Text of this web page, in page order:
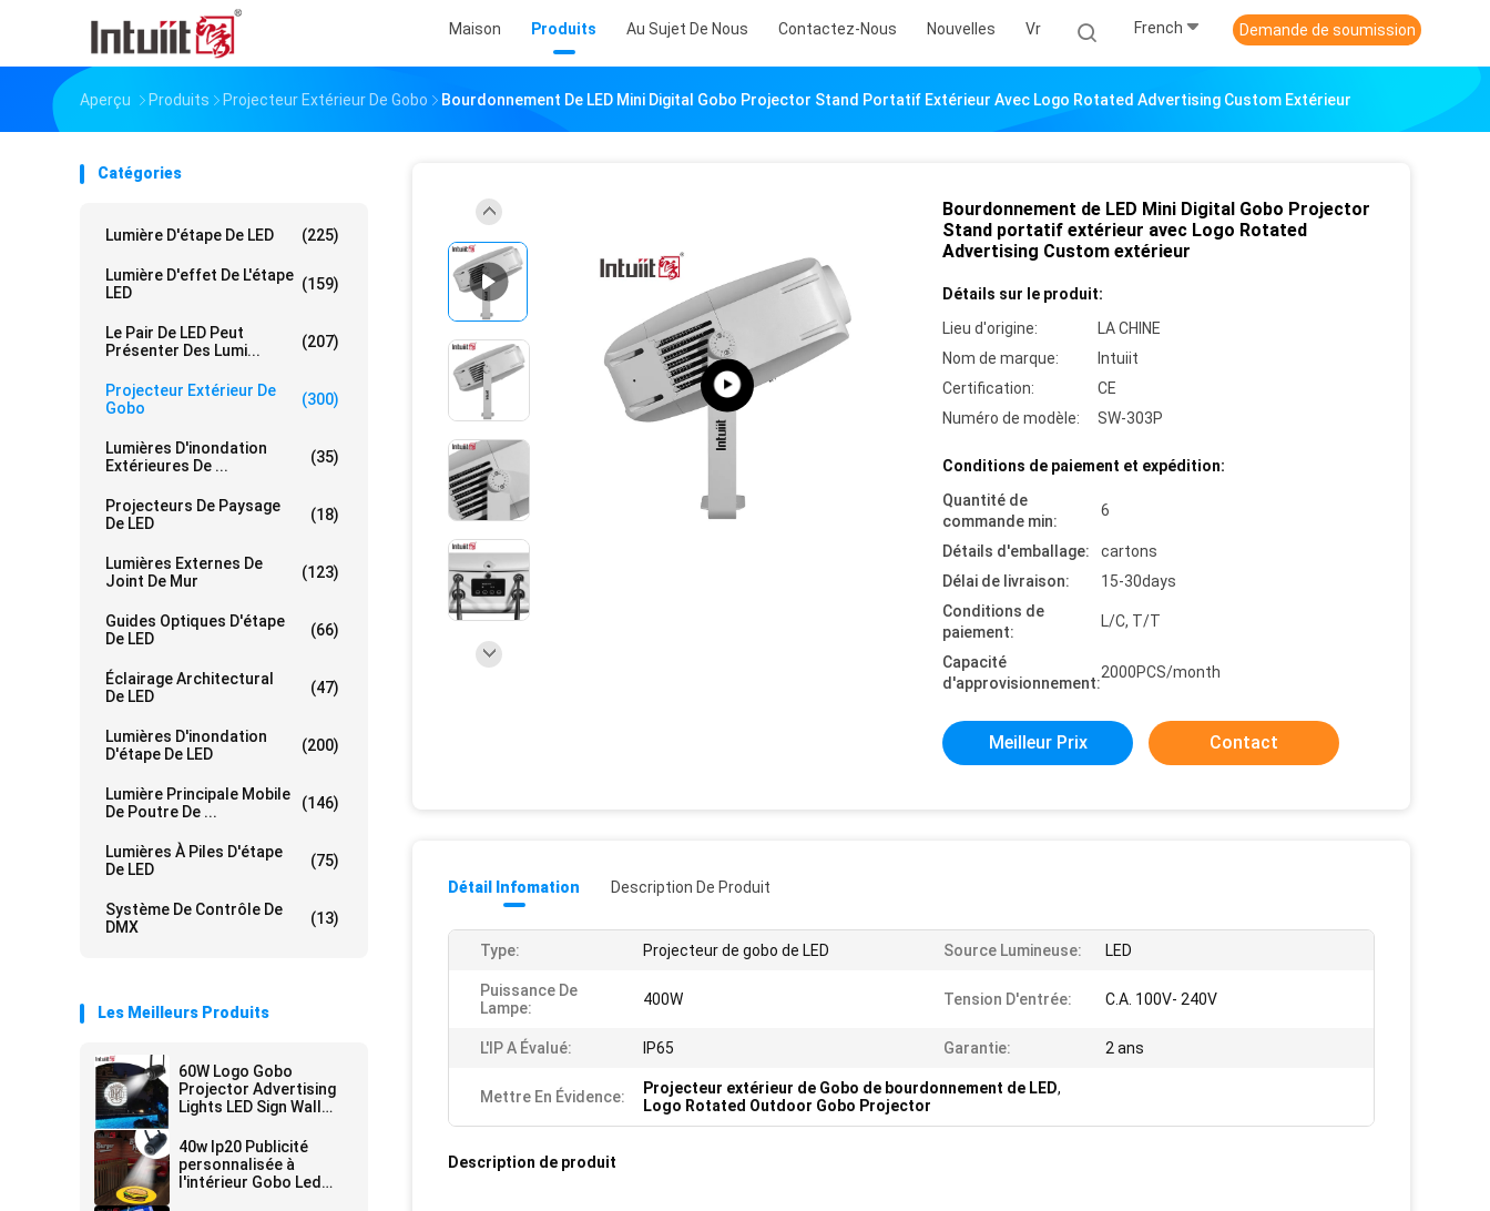
Maison Produits Au Sujet De Nous Contactez-Nous Nouvelles Vr French Demande de soumission
Aperçu Produits Projecteur Extérieur De Gobo Bourdonnement De LED Mini Digital Gobo Projector Stand Portatif Extérieur Avec Logo Rotated Advertising Custom Extérieur
Catégories
Lumière D'étape De LED (225)
Lumière D'effet De L'étape
LED
(159)
Le Pair De LED Peut
Présenter Des Lumi...
(207)
Projecteur Extérieur De
Gobo
(300)
Lumières D'inondation
Extérieures De ...
(35)
Projecteurs De Paysage
De LED
(18)
Lumières Externes De
Joint De Mur
(123)
Guides Optiques D'étape
De LED
(66)
Éclairage Architectural
De LED
(47)
Lumières D'inondation
D'étape De LED
(200)
Lumière Principale Mobile
De Poutre De ...
(146)
Lumières À Piles D'étape
De LED
(75)
Système De Contrôle De
DMX
(13)
Les Meilleurs Produits
60W Logo Gobo
Projector Advertising
Lights LED Sign Wall
Outdoor Waterproof
IP65
40w Ip20 Publicité
personnalisée à
l'intérieur Gobo Led
Bourdonnement de LED Mini Digital Gobo Projector
Stand portatif extérieur avec Logo Rotated
Advertising Custom extérieur
Détails sur le produit:
Lieu d'origine:
LA CHINE
Nom de marque:
Intuiit
Certification:
CE
Numéro de modèle:
SW-303P
Conditions de paiement et expédition:
Quantité de
commande min:
6
Détails d'emballage:
cartons
Délai de livraison:
15-30days
Conditions de
paiement:
L/C, T/T
Capacité
d'approvisionnement:
2000PCS/month
Meilleur Prix Contact
Détail Infomation Description De Produit
Type: Projecteur de gobo de LED Source Lumineuse: LED
Puissance De
Lampe:
400W Tension D'entrée: C.A. 100V- 240V
L'IP A Évalué: IP65 Garantie: 2 ans
Mettre En Évidence: Projecteur extérieur de Gobo de bourdonnement de LED,
Logo Rotated Outdoor Gobo Projector
Description de produit